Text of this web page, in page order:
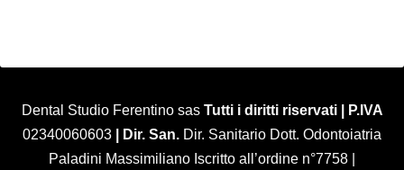
Dental Studio Ferentino sasTutti i diritti riservati | P.IVA
02340060603 | Dir. San. Dir. Sanitario Dott. Odontoiatria
Paladini Massimiliano Iscritto all’ordine n°7758 |